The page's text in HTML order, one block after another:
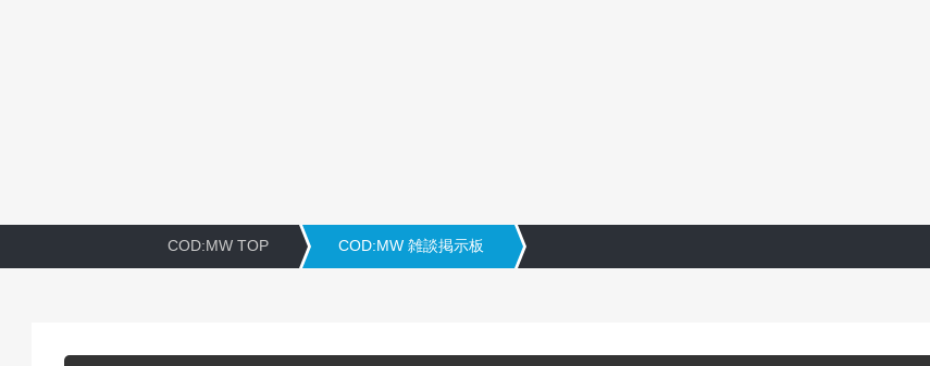
COD:MW TOP COD:MW 雑談掲示板